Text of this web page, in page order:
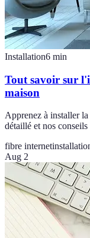
Installation6 min
Tout savoir sur
maison
Apprenez à installer
détaillé et nos
fibre internet
Aug 2